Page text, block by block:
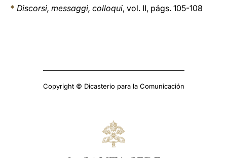
* Discorsi, messaggi, colloqui, vol. II, págs. 105-108
Copyright © Dicasterio para la Comunicación